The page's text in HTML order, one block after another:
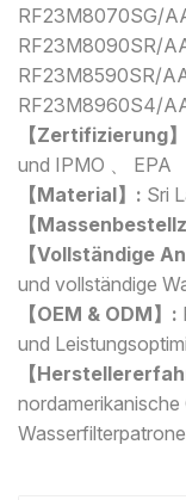
RF23M8070SG/
RF23M8090SR/
RF23M8590SR/
RF23M8960S4/
【Zertifizierung
und IPMO 、 EPA
【Material】: Sri
【
【Vollständige
und vollständige
【OEM & ODM】:
und
【